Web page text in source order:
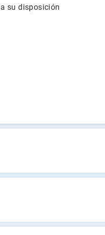
su disposición